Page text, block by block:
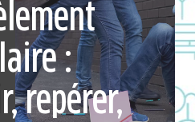
:
repérer,